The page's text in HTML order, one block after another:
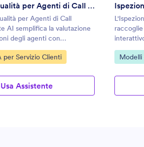
Controllo Qualità per Agenti di Call Center Agente AI
per Agenti di Call
AI semplifica la valutazione
degli agenti con
intelligenti.
per Servizio Clienti
Usa Assistente
Vai alla